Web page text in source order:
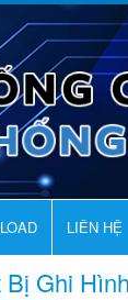
LIÊN HỆ
Bị Ghi